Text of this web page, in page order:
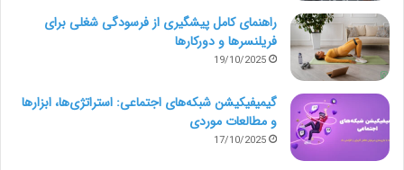
6- پس از تحویل گرفتن کار و رضایت کامل از نتیجه، وجه را
برای فریلنسر آزاد سازید.
چرا پارس فریلنسر؟
1_ ایجاد پروژه رایگان
راهنمای کامل پیشگیری از فرسودگی شغلی برای
فریلنسرها و دورکارها
19/10/2025
گیمیفیکیشن شبکه‌های اجتماعی: استراتژی‌ها، ابزارها
و مطالعات موردی
17/10/2025